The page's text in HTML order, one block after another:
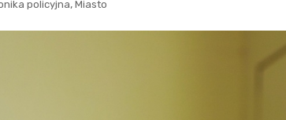
policyjna, Miasto